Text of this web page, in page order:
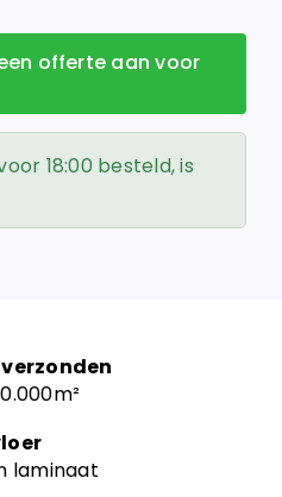
offerte aan voor
18:00 besteld, is
laminaat